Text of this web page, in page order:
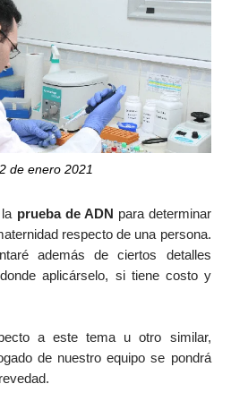
de enero 2021
prueba de ADN para determinar
respecto de una persona.
además de ciertos detalles
aplicárselo, si tiene costo y
a este tema u otro similar,
de nuestro equipo se pondrá